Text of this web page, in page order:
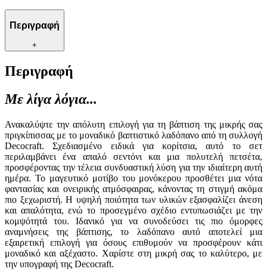
Περιγραφή
+
Περιγραφή
Με λίγα λόγια...
Ανακαλύψτε την απόλυτη επιλογή για τη βάπτιση της μικρής σας
πριγκίπισσας με το μοναδικό βαπτιστικό λαδόπανο από τη συλλογή
Decocraft. Σχεδιασμένο ειδικά για κορίτσια, αυτό το σετ
περιλαμβάνει ένα απαλό σεντόνι και μια πολυτελή πετσέτα,
προσφέροντας την τέλεια συνδυαστική λύση για την ιδιαίτερη αυτή
ημέρα. Το μαγευτικό μοτίβο του μονόκερου προσθέτει μια νότα
φαντασίας και ονειρικής ατμόσφαιρας, κάνοντας τη στιγμή ακόμα
πιο ξεχωριστή. Η υψηλή ποιότητα των υλικών εξασφαλίζει άνεση
και απαλότητα, ενώ το προσεγμένο σχέδιο εντυπωσιάζει με την
κομψότητά του. Ιδανικό για να συνοδεύσει τις πιο όμορφες
αναμνήσεις της βάπτισης, το λαδόπανο αυτό αποτελεί μια
εξαιρετική επιλογή για όσους επιθυμούν να προσφέρουν κάτι
μοναδικό και αξέχαστο. Χαρίστε στη μικρή σας το καλύτερο, με
την υπογραφή της Decocraft.